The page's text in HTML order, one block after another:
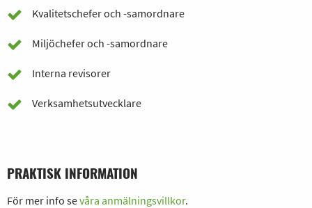
Kvalitetschefer och -samordnare
Miljöchefer och -samordnare
Interna revisorer
Verksamhetsutvecklare
PRAKTISK INFORMATION
För mer info sevåra anmälningsvillkor.